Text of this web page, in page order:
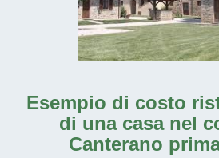
Esempio di costo
di una casa nel
Canterano